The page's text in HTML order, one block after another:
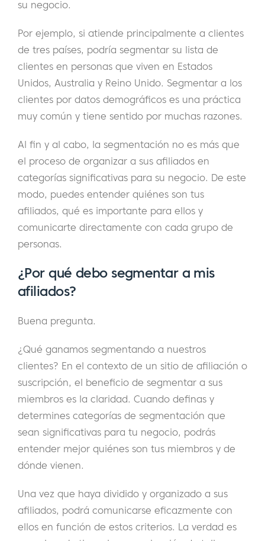
su negocio.
Por ejemplo, si atiende principalmente a clientes
de tres países, podría segmentar su lista de
clientes en personas que viven en Estados
Unidos, Australia y Reino Unido. Segmentar a los
clientes por datos demográficos es una práctica
muy común y tiene sentido por muchas razones.
Al fin y al cabo, la segmentación no es más que
el proceso de organizar a sus afiliados en
categorías significativas para su negocio. De este
modo, puedes entender quiénes son tus
afiliados, qué es importante para ellos y
comunicarte directamente con cada grupo de
personas.
¿Por qué debo segmentar a mis
afiliados?
Buena pregunta.
¿Qué ganamos segmentando a nuestros
clientes? En el contexto de un sitio de afiliación o
suscripción, el beneficio de segmentar a sus
miembros es la claridad. Cuando definas y
determines categorías de segmentación que
sean significativas para tu negocio, podrás
entender mejor quiénes son tus miembros y de
dónde vienen.
Una vez que haya dividido y organizado a sus
afiliados, podrá comunicarse eficazmente con
ellos en función de estos criterios. La verdad es